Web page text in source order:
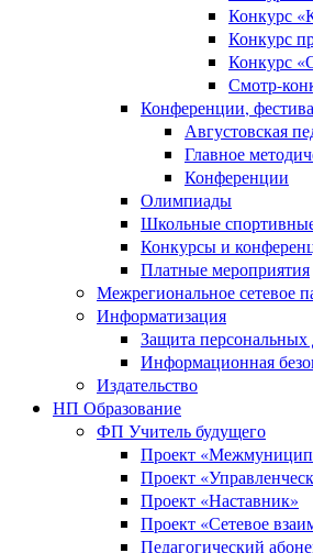
Конкурс
Конкурс
Конкурс
Смотр-
Конференции,
Августовская
Главное
Конференции
Олимпиады
Школьные
Конкурсы и
Платные мероприятия
Межрегиональное сетевое
Информатизация
Защита
Информационная
Издательство
НП Образование
ФП Учитель будущего
Проект
Проект
Проект «Наставник»
Проект «Сетевое
Педагогический